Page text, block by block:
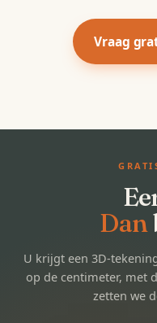
Vraag
Dan
U krijgt een 3D-
op de centimeter, met
zetten we